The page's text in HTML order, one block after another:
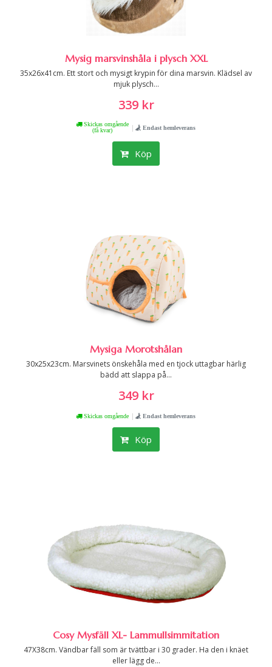
Mysig marsvinshåla i plysch XXL
35x26x41cm. Ett stort och mysigt krypin för dina marsvin. Klädsel av
mjuk plysch...
339 kr
Skickas omgående
(få kvar)
| Endast hemleverans
Köp
Mysiga Morotshålan
30x25x23cm. Marsvinets önskehåla med en tjock uttagbar härlig
bädd att slappa på...
349 kr
Skickas omgående | Endast hemleverans
Köp
Cosy Mysfäll XL- Lammullsimmitation
47X38cm. Vändbar fäll som är tvättbar i 30 grader. Ha den i knäet
eller lägg de...